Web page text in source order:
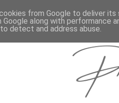
from Google to deliver
Google along with performance
detect and address abuse.